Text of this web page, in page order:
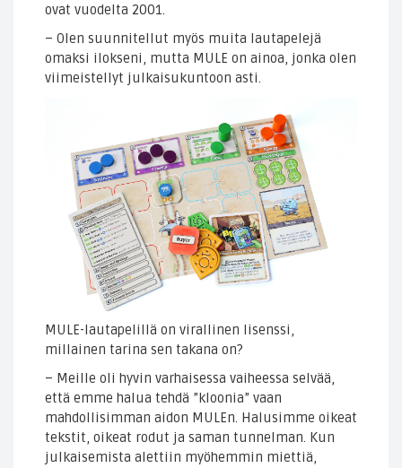
ovat vuodelta 2001.
– Olen suunnitellut myös muita lautapelejä
omaksi ilokseni, mutta MULE on ainoa, jonka olen
viimeistellyt julkaisukuntoon asti.
MULE-lautapelillä on virallinen lisenssi,
millainen tarina sen takana on?
– Meille oli hyvin varhaisessa vaiheessa selvää,
että emme halua tehdä ”kloonia” vaan
mahdollisimman aidon MULEn. Halusimme oikeat
tekstit, oikeat rodut ja saman tunnelman. Kun
julkaisemista alettiin myöhemmin miettiä,